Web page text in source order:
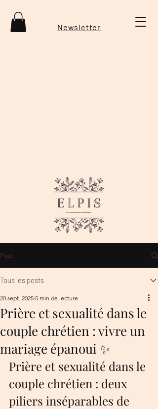
Newsletter
Post
Tous les posts
Prière et sexualité dans le
couple chrétien : vivre un
mariage épanoui ✨
20 sept. 2025 5 min de lecture
Prière et sexualité dans le
couple chrétien : deux
piliers inséparables de